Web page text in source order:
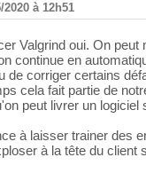
2020 à 12h51
Valgrind oui. On peut
continue en
de corriger certains
cela fait partie de
peut livrer un logiciel
à laisser trainer des
à la tête du client